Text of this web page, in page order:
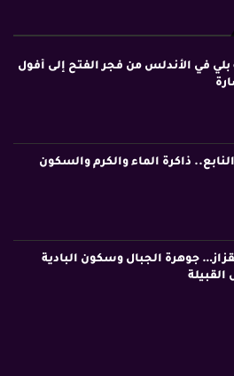
بلي في الأندلس من فجر الفتح إلى أفول
ذاكرة الماء والكرم والسكون
جوهرة الجبال وسكون البادية